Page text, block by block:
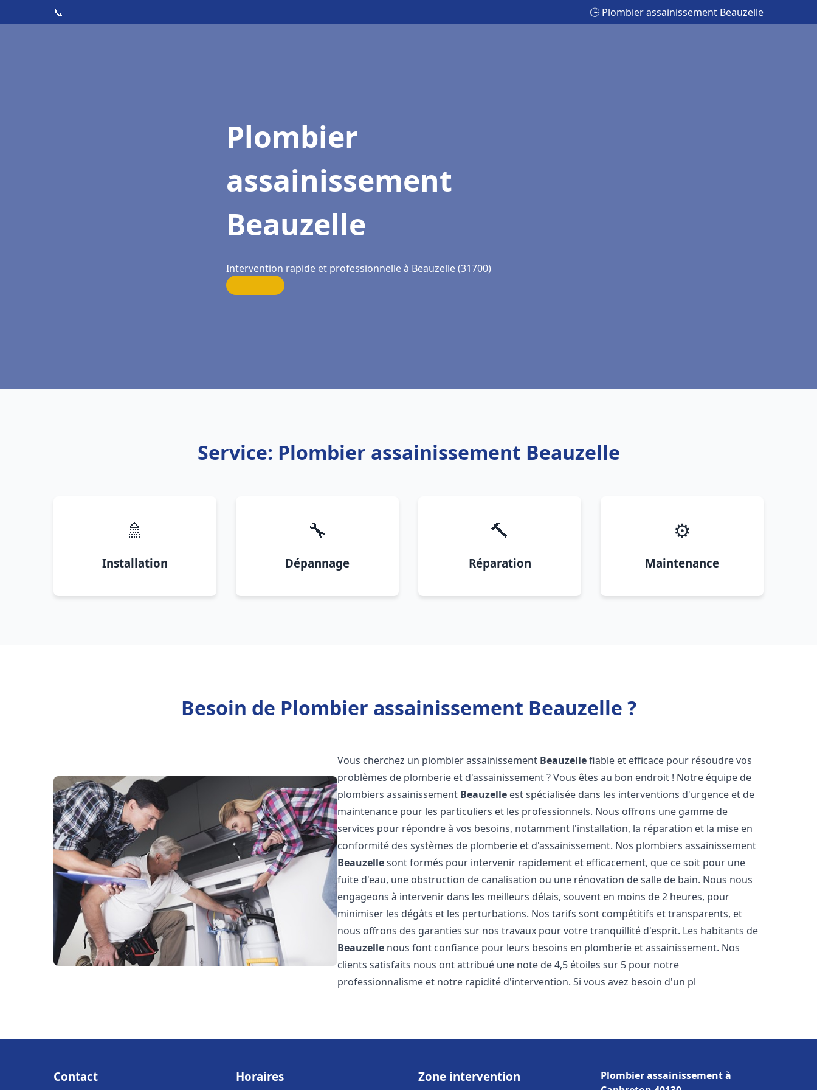
📞 🕒 Plombier assainissement Beauzelle
Plombier
assainissement
Beauzelle
Intervention rapide et professionnelle à Beauzelle (31700)
Service: Plombier assainissement Beauzelle
🚿
Installation
🔧
Dépannage
🔨
Réparation
⚙️
Maintenance
Besoin de Plombier assainissement Beauzelle ?
Vous cherchez un plombier assainissement Beauzellefiable et efficace pour résoudre vos
problèmes de plomberie et d'assainissement ? Vous êtes au bon endroit ! Notre équipe de
plombiers assainissement Beauzelle est spécialisée dans les interventions d'urgence et de
maintenance pour les particuliers et les professionnels. Nous offrons une gamme de
services pour répondre à vos besoins, notamment l'installation, la réparation et la mise en
conformité des systèmes de plomberie et d'assainissement. Nos plombiers assainissement
Beauzellesont formés pour intervenir rapidement et efficacement, que ce soit pour une
fuite d'eau, une obstruction de canalisation ou une rénovation de salle de bain. Nous nous
engageons à intervenir dans les meilleurs délais, souvent en moins de 2 heures, pour
minimiser les dégâts et les perturbations. Nos tarifs sont compétitifs et transparents, et
nous offrons des garanties sur nos travaux pour votre tranquillité d'esprit. Les habitants de
Beauzelle nous font confiance pour leurs besoins en plomberie et assainissement. Nos
clients satisfaits nous ont attribué une note de 4,5 étoiles sur 5 pour notre
professionnalisme et notre rapidité d'intervention. Si vous avez besoin d'un pl
Contact Horaires Zone intervention
Plombier assainissement à